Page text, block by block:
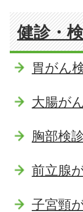
健診・
胃がん
大腸が
胸部検
前立腺
子宮頸